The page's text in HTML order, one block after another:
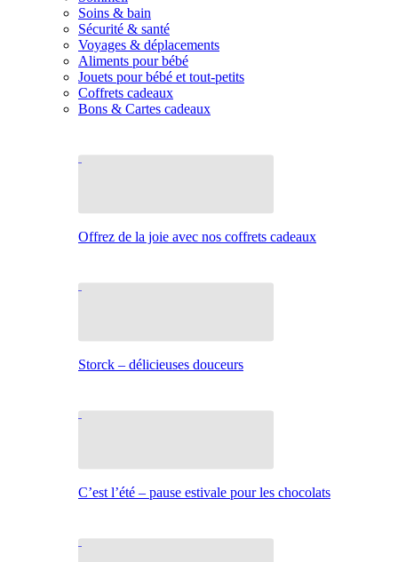
Soins & bain
Sécurité & santé
Voyages & déplacements
Aliments pour bébé
Jouets pour bébé et tout-petits
Coffrets cadeaux
Bons & Cartes cadeaux
Offrez de la joie avec nos coffrets cadeaux
Storck – délicieuses douceurs
C’est l’été – pause estivale pour les chocolats